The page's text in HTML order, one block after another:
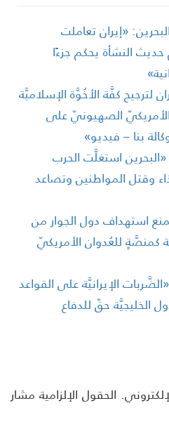
«إيران تعاملت
النشأة يحكم جزءًا
كفَّة الأخُوَّة الإسلاميَّة
الصهيونيّ على
– فيديو»
استغلَّت الحرب
المواطنين وتصاعد
استهداف دول الجوار من
للعُدوان الأمريكيّ
الإيرانيَّة على القواعد
حقّ للدفاع
الحقول الإلزامية مشار